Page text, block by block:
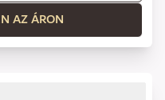
AZ ÁRON